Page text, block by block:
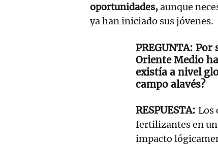
oportunidades,aunque
ya han iniciado sus jóvenes.
Por
Oriente Medio
existía a nivel
campo alavés?
Los
fertilizantes en
impacto